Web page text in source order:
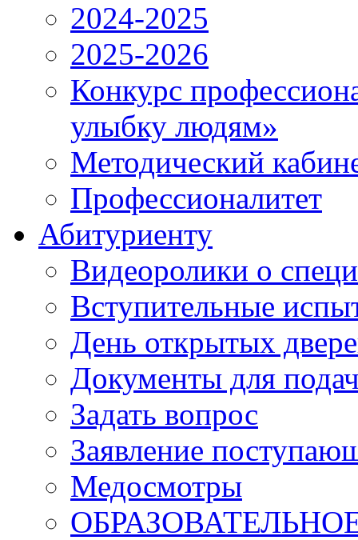
2024-2025
2025-2026
Конкурс
улыбку людям»
Методический
Профессионалитет
Абитуриенту
Видеоролики о
Вступительные
День открытых
Документы для
Задать вопрос
Заявление
Медосмотры